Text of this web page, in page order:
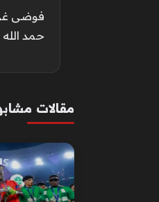
فوضى
حمد الله
مقالات